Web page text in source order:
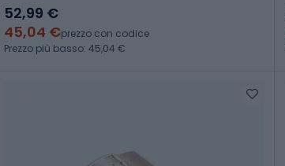
52,99 €
45,04 €prezzo con codice
Prezzo più basso: 45,04 €